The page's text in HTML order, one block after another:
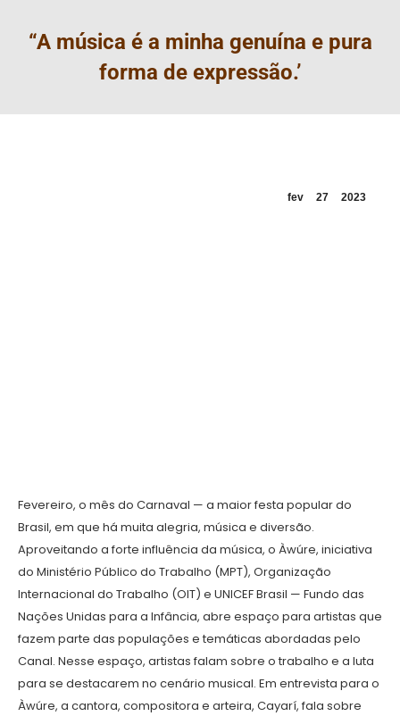
“A música é a minha genuína e pura
forma de expressão.’
fev 27 2023
Fevereiro, o mês do Carnaval — a maior festa popular do
Brasil, em que há muita alegria, música e diversão.
Aproveitando a forte influência da música, o Àwúre, iniciativa
do Ministério Público do Trabalho (MPT), Organização
Internacional do Trabalho (OIT) e UNICEF Brasil — Fundo das
Nações Unidas para a Infância, abre espaço para artistas que
fazem parte das populações e temáticas abordadas pelo
Canal. Nesse espaço, artistas falam sobre o trabalho e a luta
para se destacarem no cenário musical. Em entrevista para o
Àwúre, a cantora, compositora e arteira, Cayarí, fala sobre